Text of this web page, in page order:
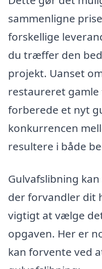
sammenligne
forskellige
du træffer den
projekt. Uanset
restaureret
forberede et nyt
konkurrencen
resultere i både
Gulvafslibning
der forvandler dit
vigtigt at vælge
opgaven. Her er
kan forvente ved